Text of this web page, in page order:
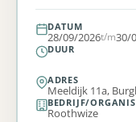
DATUM
28/09/2026t/m30/
DUUR
ADRES
Meeldijk 11a,
BEDRIJF/
Roothwize